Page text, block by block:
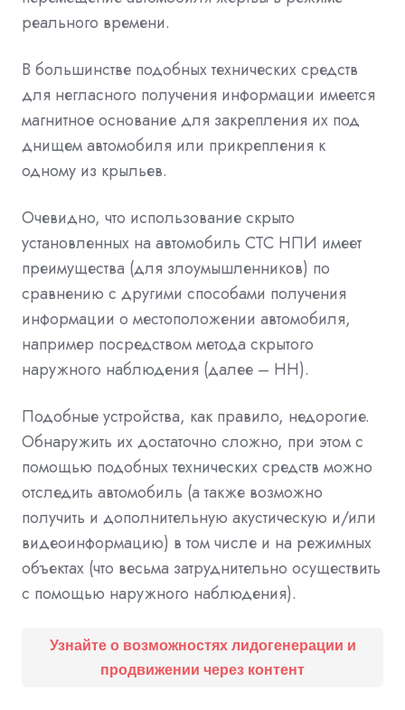
реального времени.
В большинстве подобных технических средств
для негласного получения информации имеется
магнитное основание для закрепления их под
днищем автомобиля или прикрепления к
одному из крыльев.
Очевидно, что использование скрыто
установленных на автомобиль СТС НПИ имеет
преимущества (для злоумышленников) по
сравнению с другими способами получения
информации о местоположении автомобиля,
например посредством метода скрытого
наружного наблюдения (далее – НН).
Подобные устройства, как правило, недорогие.
Обнаружить их достаточно сложно, при этом с
помощью подобных технических средств можно
отследить автомобиль (а также возможно
получить и дополнительную акустическую и/или
видеоинформацию) в том числе и на режимных
объектах (что весьма затруднительно осуществить
с помощью наружного наблюдения).
Узнайте о возможностях лидогенерации и
продвижении через контент